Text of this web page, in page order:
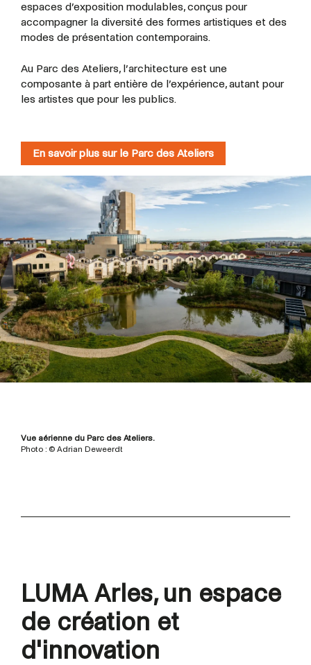
espaces d’exposition modulables, conçus pour
accompagner la diversité des formes artistiques et des
modes de présentation contemporains.
Au Parc des Ateliers, l’architecture est une
composante à part entière de l’expérience, autant pour
les artistes que pour les publics.
En savoir plus sur le Parc des Ateliers
Vue aérienne du Parc des Ateliers.
Photo : © Adrian Deweerdt
LUMA Arles, un espace
de création et
d'innovation